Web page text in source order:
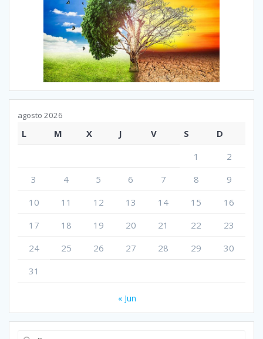
agosto 2026
L M X J V S
D
1
2
3
4 5 6 7 8
9
10
11 12 13 14 15
16
17
18 19 20 21 22
23
24
25 26 27 28 29
30
31
« Jun